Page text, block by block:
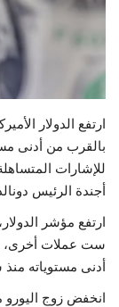
حياة
ارتفع الدولار
بالقرب من أدنى
للإشارات
أجندة الرئيس
ارتفع مؤشر
أدنى مستوياته منذ